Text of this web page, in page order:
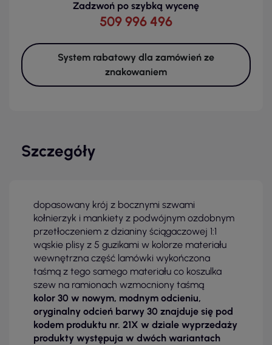
Zadzwoń po szybką wycenę
509 996 496
System rabatowy dla zamówień ze
znakowaniem
Szczegóły
dopasowany krój z bocznymi szwami
kołnierzyk i mankiety z podwójnym ozdobnym
przetłoczeniem z dzianiny ściągaczowej 1:1
wąskie plisy z 5 guzikami w kolorze materiału
wewnętrzna część lamówki wykończona
taśmą z tego samego materiału co koszulka
szew na ramionach wzmocniony taśmą
kolor 30 w nowym, modnym odcieniu,
oryginalny odcień barwy 30 znajduje się pod
kodem produktu nr. 21X w dziale wyprzedaży
produkty występuja w dwóch wariantach